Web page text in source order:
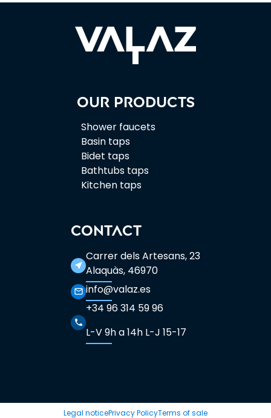
Our products
Shower faucets
Basin taps
Bidet taps
Bathtubs taps
Kitchen taps
CONTACT
near_me
Carrer dels Artesans, 23
Alaquàs, 46970
mail_outline info@valaz.es
phone
+34 96 314 59 96
L-V 9h a 14h L-J 15-17
Legal noticePrivacy PolicyTerms of sale